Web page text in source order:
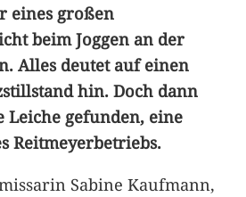
eines großen
beim Joggen an der
Alles deutet auf einen
hin. Doch dann
gefunden, eine
Reitmeyerbetriebs.
Sabine Kaufmann,